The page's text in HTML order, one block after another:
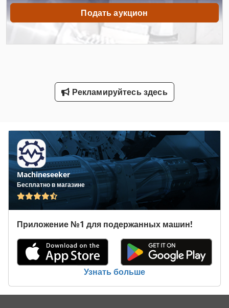
Инструкции По Эксплуатации
Системы Печати St
Транспортная Система
Транспортное Средство
Транспортной Группы
Транспортные Контейнеры
Транспортные Средства
Услуги По Уборке Помещений Здания
Подать аукцион
Рекламируйтесь здесь
Machineseeker
Бесплатно в магазине
Приложение №1 для подержанных машин!
Узнать больше